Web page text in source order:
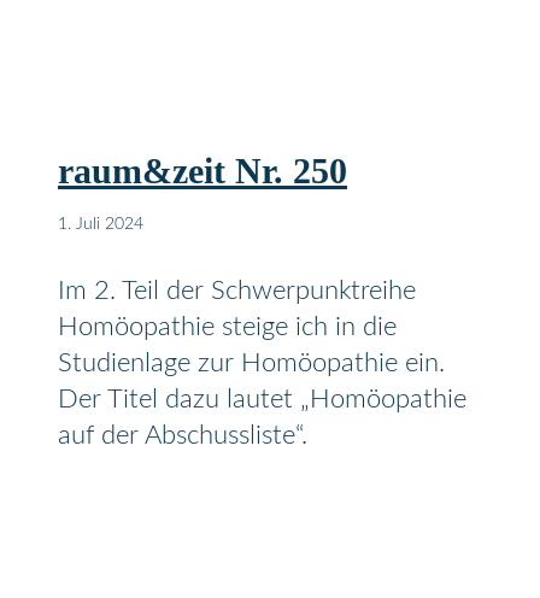
raum&zeit Nr. 250
1. Juli 2024
Im 2. Teil der Schwerpunktreihe
Homöopathie steige ich in die
Studienlage zur Homöopathie ein.
Der Titel dazu lautet „Homöopathie
auf der Abschussliste“.